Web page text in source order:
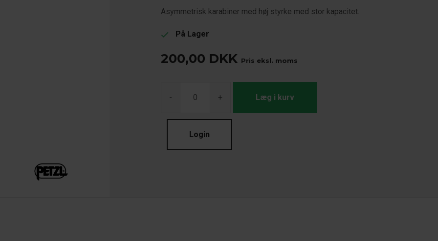
Asymmetrisk karabiner med høj styrke med stor kapacitet.
check På Lager
200,00 DKK Pris eksl. moms
- + Læg i kurv
Login